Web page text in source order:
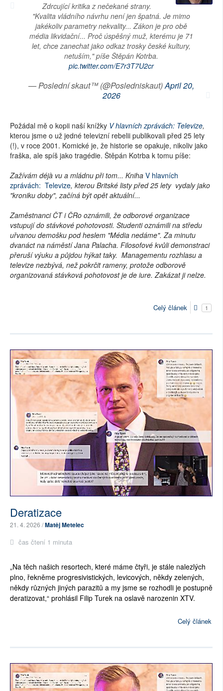
Zdrcující kritika z nečekané strany.
"Kvalita vládního návrhu není jen špatná. Je mimo
jakékoliv parametry nekvality... Zákon je pro obě
média likvidační... Proč úspěšný muž, kterému je 71
let, chce zanechat jako odkaz trosky české kultury,
netuším," píše Štěpán Kotrba.
pic.twitter.com/E7r3T7U2cr
— Poslední skaut™ (@Posledniskaut)April 20,
2026
Požádal mě o kopii naší knížky V hlavních zprávách: Televize,
kterou jsme o už jedné televizní rebelii publikovali před 25 lety
(!), v roce 2001. Komické je, že historie se opakuje, nikoliv jako
fraška, ale spíš jako tragédie. Štěpán Kotrba k tomu píše:
Zažívám déjà vu a mládnu při tom... Kniha V hlavních
zprávách: Televize, kterou Britské listy před 25 lety vydaly jako
"kroniku doby", začíná být opět aktuální...
Zaměstnanci ČT i ČRo oznámili, že odborové organizace
vstupují do stávkové pohotovosti. Studenti oznámili na středu
uřvanou demošku pod heslem "Média nedáme". Za minutu
dvanáct na náměstí Jana Palacha. Filosofové kvůli demonstraci
přeruší výuku a půjdou hýkat taky. Managementu rozhlasu a
televize nezbývá, než pokrčit rameny, protože odborově
organizovaná stávková pohotovost je de iure. Zakázat ji nelze.
Celý článek 1
Deratizace
21. 4. 2026 /Matěj Metelec
čas čtení 1 minuta
„Na těch našich resortech, které máme čtyři, je stále nalezlých
plno, řekněme progresivistických, levicových, někdy zelených,
někdy různých jiných parazitů a my jsme se rozhodli je postupně
deratizovat,“ prohlásil Filip Turek na oslavě narozenin XTV.
Celý článek